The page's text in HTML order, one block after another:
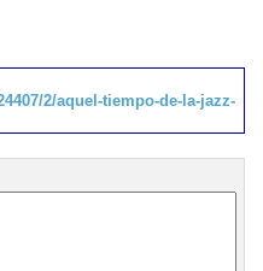
2/aquel-tiempo-de-la-jazz-